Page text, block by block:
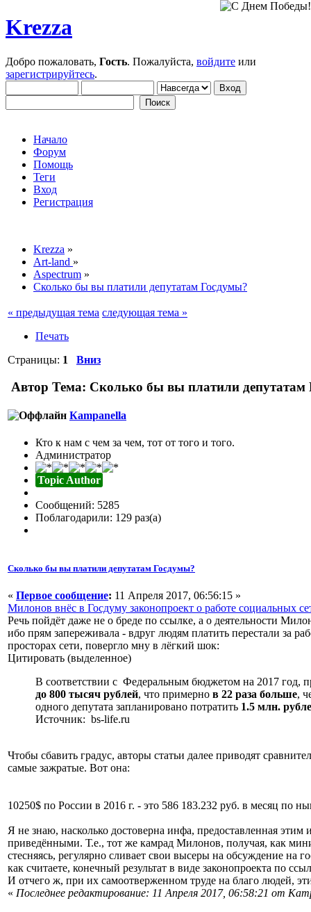
Krezza
Добро пожаловать, Гость. Пожалуйста, войдите или
зарегистрируйтесь.
Начало
Форум
Помощь
Теги
Вход
Регистрация
Krezza »
Art-land »
Aspectrum »
Сколько бы вы платили депутатам Госдумы?
« предыдущая тема следующая тема »
Печать
Страницы: 1 Вниз
Автор Тема: Сколько бы вы платили
Кampanella
Кто к нам с чем за чем, тот от того и того.
Администратор
Topic Author
Сообщений: 5285
Поблагодарили: 129 раз(а)
Сколько бы вы платили депутатам Госдумы?
« Первое сообщение: 11 Апреля 2017, 06:56:15 »
Милонов внёс в Госдуму законопроект о работе социальных
Речь пойдёт даже не о бреде по ссылке, а о деятельности
ибо прям запереживала - вдруг людям платить перестали за
просторах сети, повергло мну в лёгкий шок:
Цитировать (выделенное)
В соответствии с Федеральным бюджетом на 2017 год,
до 800 тысяч рублей, что примерно в 22 раза больше,
одного депутата запланировано потратить 1.5 млн.
Источник: bs-life.ru
Чтобы сбавить градус, авторы статьи далее приводят
самые зажратые. Вот она:
10250$ по России в 2016 г. - это 586 183.232 руб. в месяц по
Я не знаю, насколько достоверна инфа, предоставленная
приведёнными. Т.е., тот же камрад Милонов, получая, как
стесняясь, регулярно сливает свои высеры на обсуждение на
как считаете, конечный результат в виде законопроекта по
И отчего ж, при их самоотверженном труде на благо людей,
« Последнее редактирование: 11 Апреля 2017, 06:58:21 от